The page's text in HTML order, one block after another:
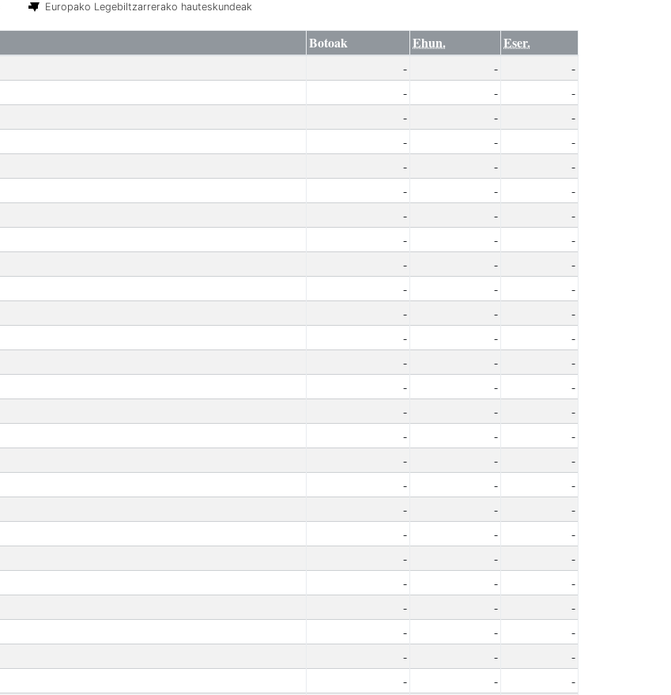
Europako Legebiltzarrerako hauteskundeak
Botoak Ehun. Eser.
- -
-
- -
-
- -
-
- -
-
- -
-
- -
-
- -
-
- -
-
- -
-
- -
-
- -
-
- -
-
- -
-
- -
-
- -
-
- -
-
- -
-
- -
-
- -
-
- -
-
- -
-
- -
-
- -
-
- -
-
- -
-
- -
-